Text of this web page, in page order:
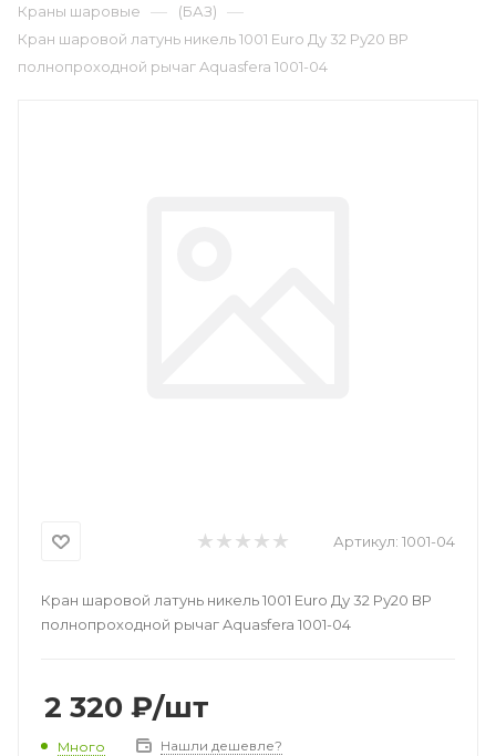
Краны шаровые — (БАЗ) —
Кран шаровой латунь никель 1001 Euro Ду 32 Ру20 ВР
полнопроходной рычаг Aquasfera 1001-04
Артикул: 1001-04
Кран шаровой латунь никель 1001 Euro Ду 32 Ру20 ВР
полнопроходной рычаг Aquasfera 1001-04
2 320 ₽/шт
Много Нашли дешевле?